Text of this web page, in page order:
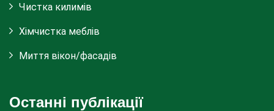
Чистка килимів
Хімчистка меблів
Миття вікон/фасадів
Останні публікації